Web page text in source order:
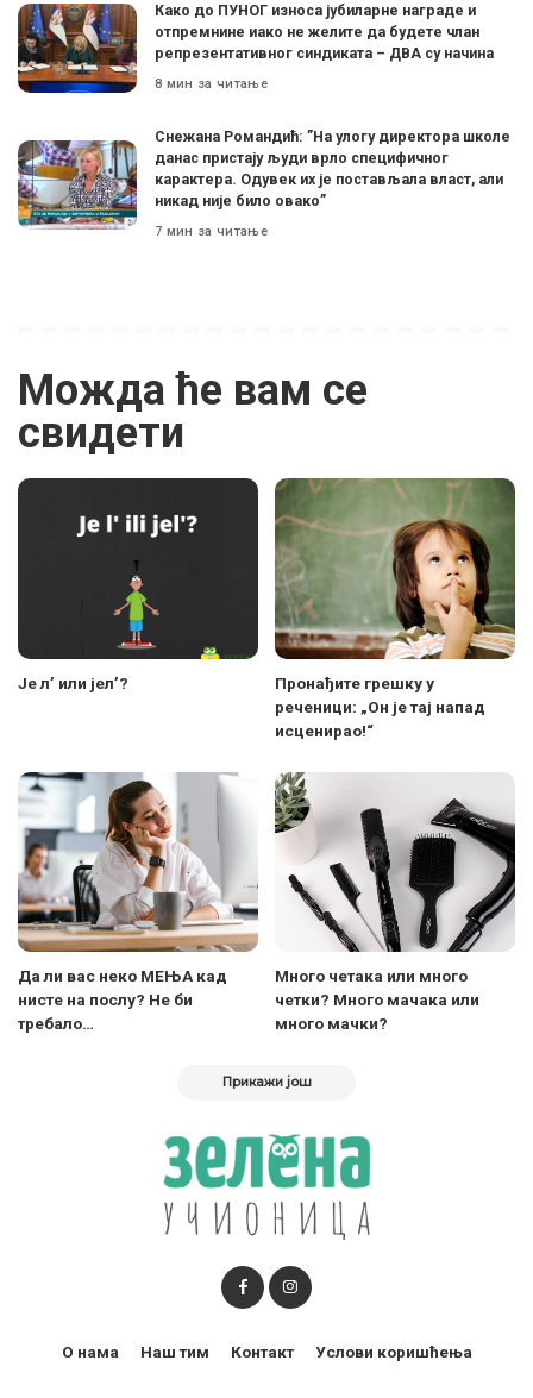
Како до ПУНОГ износа јубиларне награде и
отпремнине иако не желите да будете члан
репрезентативног синдиката – ДВА су начина
8 мин за читање
Снежана Романдић: ”На улогу директора школе
данас пристају људи врло специфичног
карактера. Одувек их је постављала власт, али
никад није било овако”
7 мин за читање
Можда ће вам се
свидети
Је л’ или јел’?
Пронађите грешку у
реченици: „Он је тај напад
исценирао!“
Да ли вас неко МЕЊА кад
нисте на послу? Не би
требало…
Много четака или много
четки? Много мачака или
много мачки?
Прикажи још
О нама Наш тим Контакт Услови коришћења